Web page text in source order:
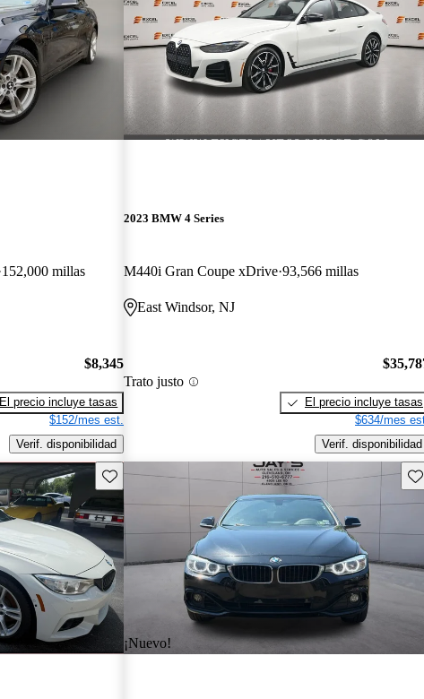
152,000 millas
$8,345
El precio incluye tasas
$152/mes est.
Verif. disponibilidad
2023 BMW 4 Series
M440i Gran Coupe xDrive 93,566 millas
East Windsor, NJ
Trato justo
El precio incluye tasas
$634/mes
Verif. disponibilidad
Guarda este Aviso
¡Nuevo!